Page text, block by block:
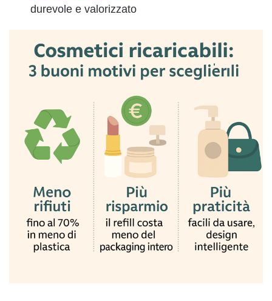
durevole e valorizzato